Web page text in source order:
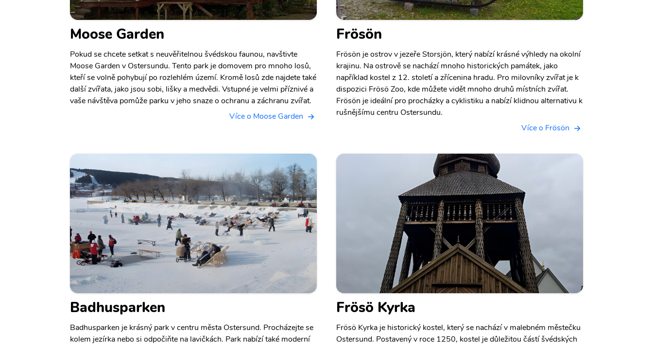
Moose Garden
Pokud se chcete setkat s neuvěřitelnou švédskou faunou, navštivte
Moose Garden v Ostersundu. Tento park je domovem pro mnoho losů,
kteří se volně pohybují po rozlehlém území. Kromě losů zde najdete také
další zvířata, jako jsou sobi, lišky a medvědi. Vstupné je velmi příznivé a
vaše návštěva pomůže parku v jeho snaze o ochranu a záchranu zvířat.
Více o Moose Garden
Frösön
Frösön je ostrov v jezeře Storsjön, který nabízí krásné výhledy na okolní
krajinu. Na ostrově se nachází mnoho historických památek, jako
například kostel z 12. století a zřícenina hradu. Pro milovníky zvířat je k
dispozici Frösö Zoo, kde můžete vidět mnoho druhů místních zvířat.
Frösön je ideální pro procházky a cyklistiku a nabízí klidnou alternativu k
rušnějšímu centru Ostersundu.
Více o Frösön
Badhusparken
Badhusparken je krásný park v centru města Ostersund. Procházejte se
kolem jezírka nebo si odpočiňte na lavičkách. Park nabízí také moderní
Frösö Kyrka
Frösö Kyrka je historický kostel, který se nachází v malebném městečku
Ostersund. Postavený v roce 1250, kostel je důležitou částí švédských